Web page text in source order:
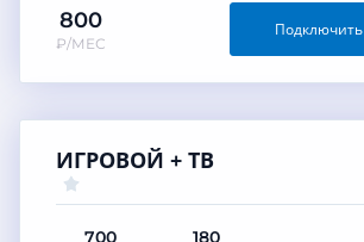
800
₽/МЕС
Подключить
ИГРОВОЙ + ТВ
700 180